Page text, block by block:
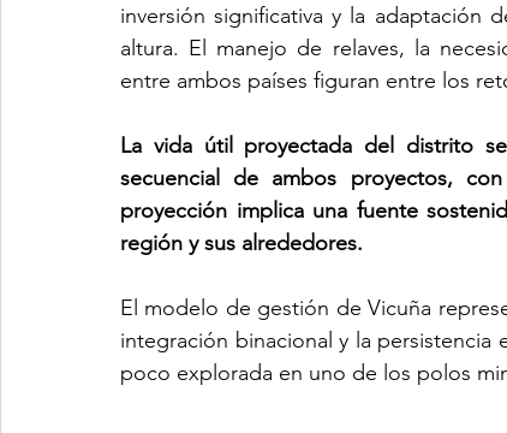
inversión significativa y la adaptación
altura. El manejo de relaves, la
entre ambos países figuran entre los
La vida útil proyectada del distrito
secuencial de ambos proyectos,
proyección implica una fuente
región y sus alrededores.
El modelo de gestión de Vicuña
integración binacional y la
poco explorada en uno de los polos